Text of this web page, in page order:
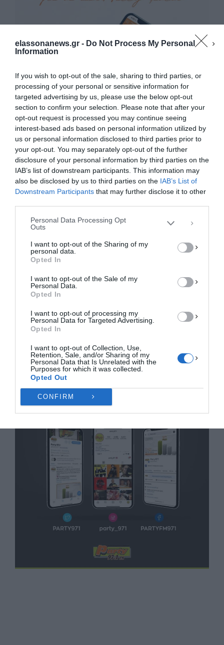
elassonanews.gr - Do Not Process My Personal
Information
If you wish to opt-out of the sale, sharing to third parties, or
processing of your personal or sensitive information for
targeted advertising by us, please use the below opt-out
section to confirm your selection. Please note that after your
opt-out request is processed you may continue seeing
interest-based ads based on personal information utilized by
us or personal information disclosed to third parties prior to
your opt-out. You may separately opt-out of the further
disclosure of your personal information by third parties on the
IAB’s list of downstream participants. This information may
also be disclosed by us to third parties on the IAB’s List of
Downstream Participants that may further disclose it to other
Personal Data Processing Opt
Outs
I want to opt-out of the Sharing of my
personal data.
Opted In
I want to opt-out of the Sale of my
Personal Data.
Opted In
I want to opt-out of processing my
Personal Data for Targeted Advertising.
Opted In
I want to opt-out of Collection, Use,
Retention, Sale, and/or Sharing of my
Personal Data that Is Unrelated with the
Purposes for which it was collected.
Opted Out
CONFIRM
Διαχείριση Συγκατάθεσης
Για να παρέχουμε την καλύτερη εμπειρία, χρησιμοποιούμε τεχνολογίες όπως
cookies για την αποθήκευση ή/και την πρόσβαση σε πληροφορίες συσκευών.
Η συγκατάθεση για τις εν λόγω τεχνολογίες θα μας επιτρέψει να
επεξεργαστούμε δεδομένα προσωπικού χαρακτήρα, όπως συμπεριφορά
περιήγησης ή μοναδικά αναγνωριστικά σε αυτόν τον ιστότοπο. Η μη
συγκατάθεση ή η ανάκληση της συγκατάθεσης, μπορεί να επηρεάσει
αρνητικά ορισμένες λειτουργίες και δυνατότητες.
ΠΡΟΒΟΛΉ ΠΡΟΤΙΜΉΣΕΩΝ
Πολιτική Cookies